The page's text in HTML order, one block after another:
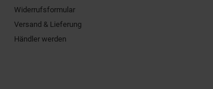
Widerrufsformular
Versand & Lieferung
Händler werden